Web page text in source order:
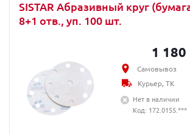
SISTAR Абразивный круг
8+1 отв., уп. 100 шт.
1 180
Самовывоз
Курьер, ТК
Нет в наличии
Код: 172.0155.***